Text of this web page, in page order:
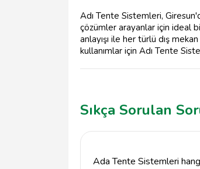
Adı Tente Sistemleri,
çözümler arayanlar için ideal
anlayışı ile her türlü dış
kullanımlar için Adı Tente
Sıkça Sorulan
Ada Tente Sistemleri